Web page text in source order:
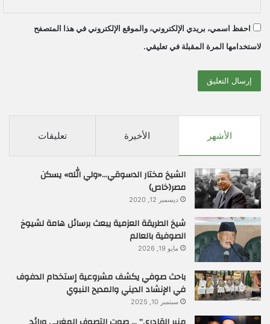
احفظ اسمي، بريدي الإلكتروني، والموقع الإلكتروني في هذا المتصفح
لاستخدامها المرة المقبلة في تعليقي.
الأشهر الأخيرة تعليقات
الشيخ مختار الدسوقي…«ولي الله» يسكن
مصر(خاص)
ديسمبر 12, 2020
شيخ الطريقة العزمية يبعث برسائل هامة لشيوخ
الصوفية بالعالم
مايو 19, 2026
باحث صوفي يكشف مشروعية إستخدام الدفوف
في الإنشاد الديني والمديح النبوي
سبتمبر 10, 2025